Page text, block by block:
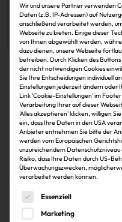
Köpfe
Feri erweitert
Mit Dr. Marcel Lähn wird der
köpfig. Lähn arbeitet dann auf
Heinz-Werner Rapp.
Janina Stadel 30.11.2024
Wir und unsere Partner verwenden
Daten (z.B. IP-Adressen) auf
anschließend verarbeitet werden,
Webseite zu bieten. Einige dieser
von Ihnen abgewählt werden,
dazu dienen, unsere Webseite
betreiben. Durch Klicken des
der nicht notwendigen Cookies
Sie Ihre Entscheidungen individuell
Einstellungen jederzeit ändern oder
Link 'Cookie-Einstellungen' im
Verarbeitung Ihrer auf dieser
'Alles akzeptieren' klicken, willigen
ein, dass Ihre Daten in den USA
Anbieter entnehmen Sie bitte der
werden vom Europäischen
unzureichendem
Risiko, dass Ihre Daten durch US-
Überwachungszwecken,
verarbeitet werden können.
Es folgt eine Liste der
Essenziell
Marketing